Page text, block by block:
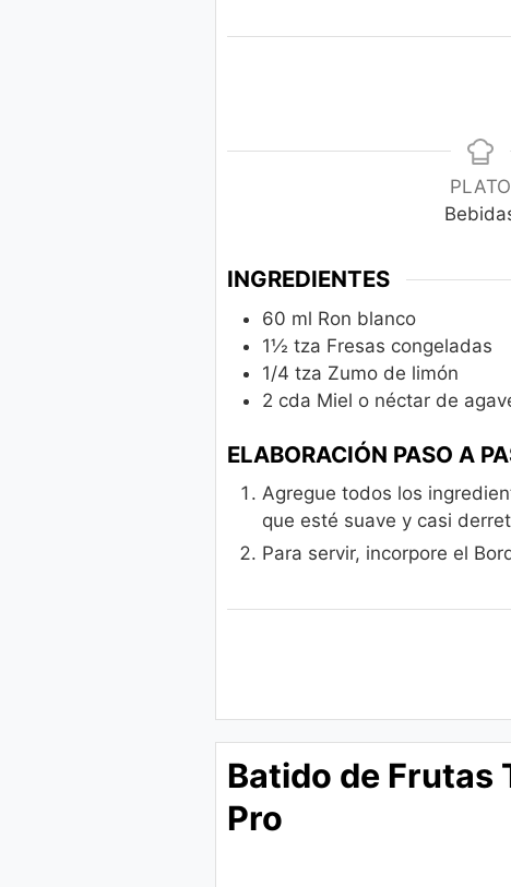
PLATO
INGREDIENTES
60 ml Ron blanco
1½ tza Fresas congeladas
1/4 tza Zumo de limón
2 cda Miel o néctar de
ELABORACIÓN PASO A
Agregue todos los
que esté suave y casi
Para servir, incorpore el
Batido de Frutas
Pro